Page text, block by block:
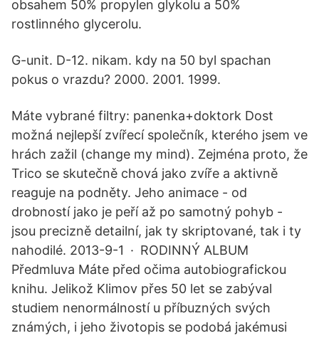
obsahem 50% propylen glykolu a 50%
rostlinného glycerolu.
G-unit. D-12. nikam. kdy na 50 byl spachan
pokus o vrazdu? 2000. 2001. 1999.
Máte vybrané filtry: panenka+doktork Dost
možná nejlepší zvířecí společník, kterého jsem ve
hrách zažil (change my mind). Zejména proto, že
Trico se skutečně chová jako zvíře a aktivně
reaguje na podněty. Jeho animace - od
drobností jako je peří až po samotný pohyb -
jsou precizně detailní, jak ty skriptované, tak i ty
nahodilé. 2013-9-1 · RODINNÝ ALBUM
Předmluva Máte před očima autobiografickou
knihu. Jelikož Klimov přes 50 let se zabýval
studiem nenormálností u příbuzných svých
známých, i jeho životopis se podobá jakémusi